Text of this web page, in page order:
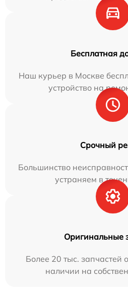
Бесплатная
Наш курьер в Москве
устройство на
Срочный
Большинство
устраняем в
Оригинальные
Более 20 тыс. запчастей
наличии на